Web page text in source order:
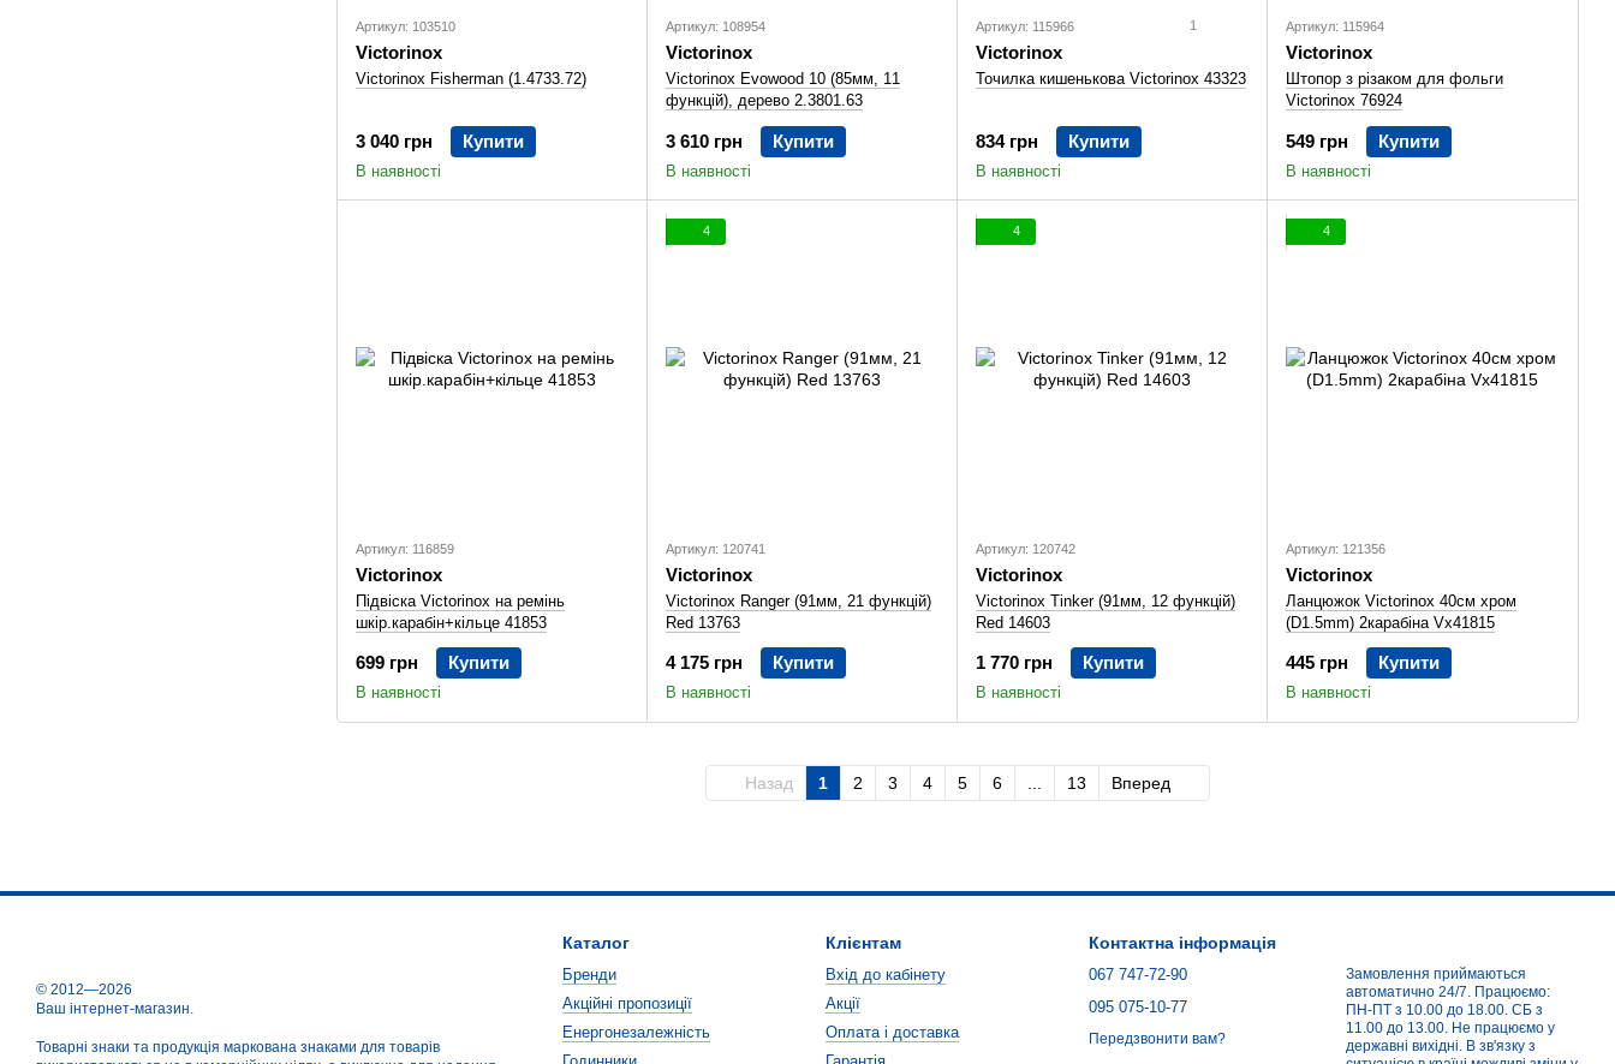
Артикул: 103510
Victorinox
Victorinox Fisherman (1.4733.72)
3 040 грн Купити
В наявності
Артикул: 108954
Victorinox
Victorinox Evowood 10 (85мм, 11
функцій), дерево 2.3801.63
3 610 грн Купити
В наявності
Артикул: 115966 1
Victorinox
Точилка кишенькова Victorinox 43323
834 грн Купити
В наявності
Артикул: 115964
Victorinox
Штопор з різаком для фольги
Victorinox 76924
549 грн Купити
В наявності
Артикул: 116859
Victorinox
Підвіска Victorinox на ремінь
шкір.карабін+кільце 41853
699 грн Купити
В наявності
4
Артикул: 120741
Victorinox
Victorinox Ranger (91мм, 21 функцій)
Red 13763
4 175 грн Купити
В наявності
4
Артикул: 120742
Victorinox
Victorinox Tinker (91мм, 12 функцій)
Red 14603
1 770 грн Купити
В наявності
4
Артикул: 121356
Victorinox
Ланцюжок Victorinox 40см хром
(D1.5mm) 2карабіна Vx41815
445 грн Купити
В наявності
Назад 1 2 3 4 5 6 13 Вперед
© 2012—2026
Ваш інтернет-магазин.
Товарні знаки та продукція маркована знаками для товарів
Каталог
Бренди
Акційні пропозиції
Енергонезалежність
Клієнтам
Вхід до кабінету
Акції
Оплата і доставка
Контактна інформація
067 747-72-90
095 075-10-77
Передзвонити вам?
Замовлення приймаються
автоматично 24/7. Працюємо:
ПН-ПТ з 10.00 до 18.00. СБ з
11.00 до 13.00. Не працюємо у
державні вихідні. В зв'язку з